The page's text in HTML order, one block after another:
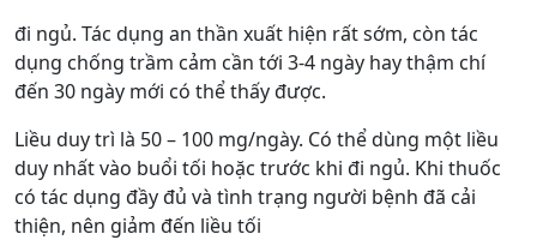
đi ngủ. Tác dụng an thần xuất hiện rất sớm, còn tác
dụng chống trầm cảm cần tới 3-4 ngày hay thậm chí
đến 30 ngày mới có thể thấy được.
Liều duy trì là 50 – 100 mg/ngày. Có thể dùng một liều
duy nhất vào buổi tối hoặc trước khi đi ngủ. Khi thuốc
có tác dụng đầy đủ và tình trạng người bệnh đã cải
thiện, nên giảm đến liều tối